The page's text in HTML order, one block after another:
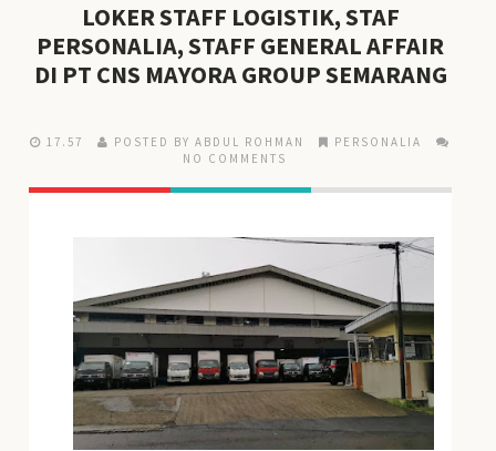
LOKER STAFF LOGISTIK, STAF
PERSONALIA, STAFF GENERAL AFFAIR
DI PT CNS MAYORA GROUP SEMARANG
17.57 POSTED BY ABDUL ROHMAN
PERSONALIA
NO COMMENTS